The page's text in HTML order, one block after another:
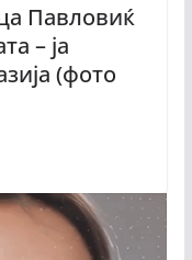
Павловиќ
– ја
(фото